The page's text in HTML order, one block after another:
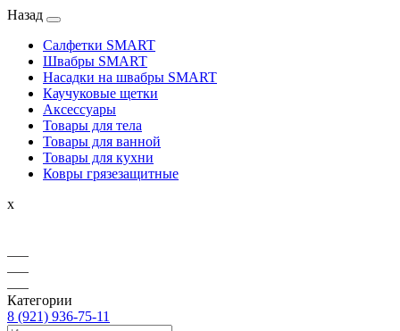
Назад
Салфетки SMART
Швабры SMART
Насадки на швабры SMART
Каучуковые щетки
Аксессуары
Товары для тела
Товары для ванной
Товары для кухни
Ковры грязезащитные
x
Категории
8 (921) 936-75-11